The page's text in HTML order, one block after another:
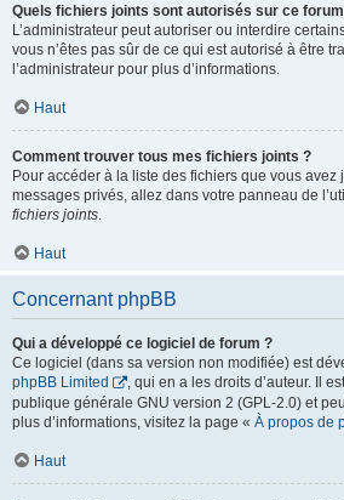
Quels fichiers joints sont autorisés sur ce
L’administrateur peut autoriser ou interdire
vous n’êtes pas sûr de ce qui est autorisé à être
l’administrateur pour plus d’informations.
Haut
Comment trouver tous mes fichiers joints ?
Pour accéder à la liste des fichiers que vous avez
messages privés, allez dans votre panneau de
fichiers joints.
Haut
Concernant phpBB
Qui a développé ce logiciel de forum ?
Ce logiciel (dans sa version non modifiée) est
phpBB Limited
, qui en a les droits d’auteur. Il
publique générale GNU version 2 (GPL-2.0) et
plus d’informations, visitez la page « À propos de
Haut